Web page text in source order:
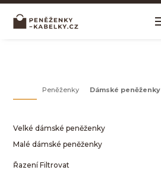
DÁMSKÉ PENĚŽENKY
Peněženky Dámské peněženky
Velké dámské peněženky
Malé dámské peněženky
Řazení Filtrovat